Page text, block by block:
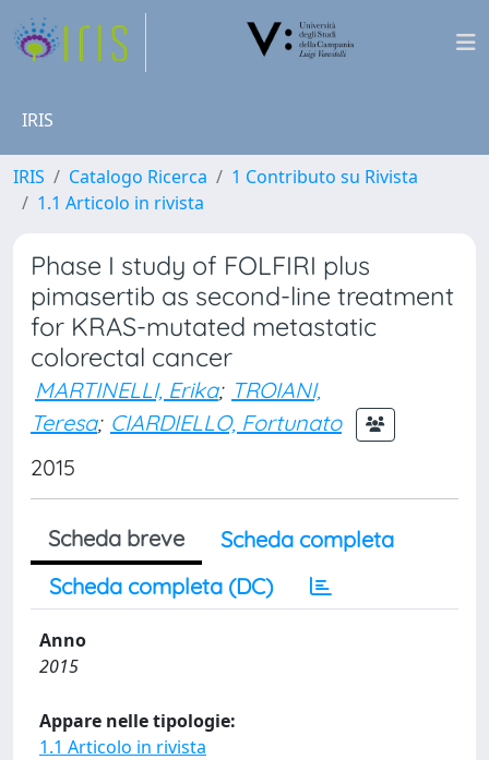
IRIS
IRIS Catalogo Ricerca
1 Contributo su Rivista
1.1 Articolo in rivista
Phase I study of FOLFIRI plus
pimasertib as second-line treatment
for KRAS-mutated metastatic
colorectal cancer
MARTINELLI, Erika; TROIANI,
Teresa; CIARDIELLO, Fortunato
2015
Scheda breve
Scheda completa
Scheda completa (DC)
Anno
2015
Appare nelle tipologie:
1.1 Articolo in rivista